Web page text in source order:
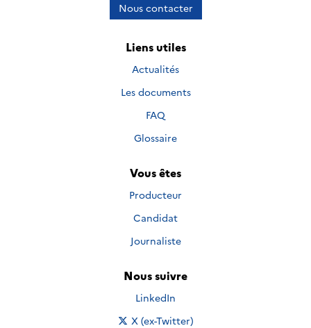
Nous contacter
Liens utiles
Actualités
Les documents
FAQ
Glossaire
Vous êtes
Producteur
Candidat
Journaliste
Nous suivre
Nous suivre sur
LinkedIn
Nous suivre sur
X (ex-Twitter)